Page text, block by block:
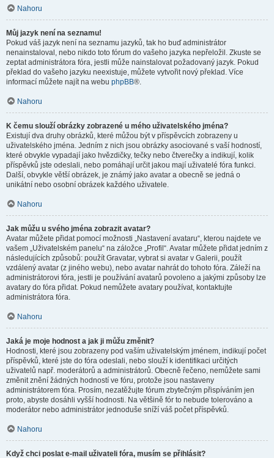
Nahoru
Můj jazyk není na seznamu!
Pokud váš jazyk není na seznamu jazyků, tak ho buď administrátor
nenainstaloval, nebo nikdo toto fórum do vašeho jazyka nepřeložil. Zkuste se
zeptat administrátora fóra, jestli může nainstalovat požadovaný jazyk. Pokud
překlad do vašeho jazyku neexistuje, můžete vytvořit nový překlad. Více
informací můžete najít na webu phpBB®.
Nahoru
K čemu slouží obrázky zobrazené u mého uživatelského jména?
Existují dva druhy obrázků, které můžou být v příspěvcích zobrazeny u
uživatelského jména. Jedním z nich jsou obrázky asociované s vaší hodností,
které obvykle vypadají jako hvězdičky, tečky nebo čtverečky a indikují, kolik
příspěvků jste odeslali, nebo pomáhají určit jakou mají uživatelé fóra funkci.
Další, obvykle větší obrázek, je známý jako avatar a obecně se jedná o
unikátní nebo osobní obrázek každého uživatele.
Nahoru
Jak můžu u svého jména zobrazit avatar?
Avatar můžete přidat pomocí možnosti „Nastavení avataru“, kterou najdete ve
vašem „Uživatelském panelu“ na záložce „Profil“. Avatar můžete přidat jedním z
následujících způsobů: použít Gravatar, vybrat si avatar v Galerii, použít
vzdálený avatar (z jiného webu), nebo avatar nahrát do tohoto fóra. Záleží na
administrátorovi fóra, jestli je používání avatarů povoleno a jakými způsoby lze
avatary do fóra přidat. Pokud nemůžete avatary používat, kontaktujte
administrátora fóra.
Nahoru
Jaká je moje hodnost a jak ji můžu změnit?
Hodnosti, které jsou zobrazeny pod vaším uživatelským jménem, indikují počet
příspěvků, které jste do fóra odeslali, nebo slouží k identifikaci určitých
uživatelů např. moderátorů a administrátorů. Obecně řečeno, nemůžete sami
změnit znění žádných hodností ve fóru, protože jsou nastaveny
administrátorem fóra. Prosím, nezatěžujte fórum zbytečným přispíváním jen
proto, abyste dosáhli vyšší hodnosti. Na většině fór to nebude tolerováno a
moderátor nebo administrátor jednoduše sníží váš počet příspěvků.
Nahoru
Když chci poslat e-mail uživateli fóra, musím se přihlásit?